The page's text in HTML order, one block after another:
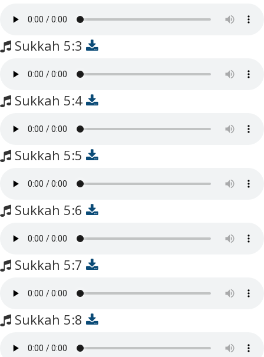
Sukkah 5:3
Sukkah 5:4
Sukkah 5:5
Sukkah 5:6
Sukkah 5:7
Sukkah 5:8